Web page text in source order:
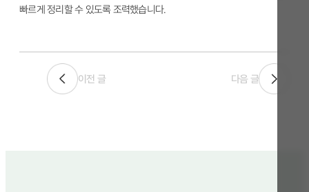
빠르게 정리할 수 있도록 조력했습니다.
이전 글 다음 글